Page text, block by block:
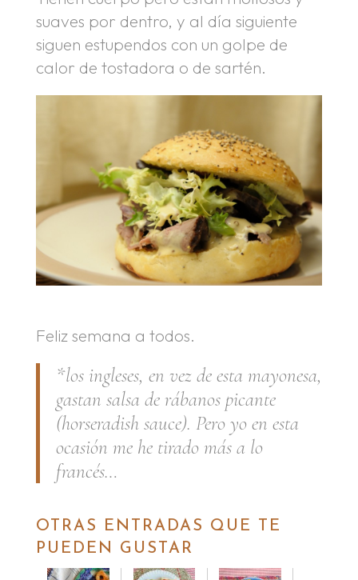
suaves por dentro, y al día siguiente
siguen estupendos con un golpe de
calor de tostadora o de sartén.
Feliz semana a todos.
*los ingleses, en vez de esta mayonesa,
gastan salsa de rábanos picante
(horseradish sauce). Pero yo en esta
ocasión me he tirado más a lo
francés…
OTRAS ENTRADAS QUE TE
PUEDEN GUSTAR